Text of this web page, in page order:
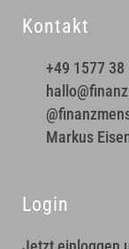
Kontakt
+49 1577 38
Markus
Login